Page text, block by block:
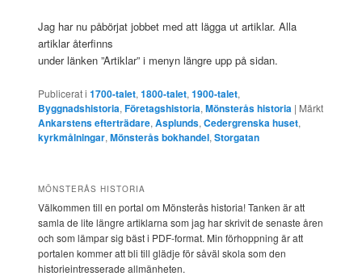
Jag har nu påbörjat jobbet med att lägga ut artiklar. Alla
artiklar återfinns
under länken ”Artiklar” i menyn längre upp på sidan.
Publicerat i 1700-talet, 1800-talet, 1900-talet,
Byggnadshistoria, Företagshistoria, Mönsterås historia | Märkt
Ankarstens efterträdare, Asplunds, Cedergrenska huset,
kyrkmålningar, Mönsterås bokhandel, Storgatan
MÖNSTERÅS HISTORIA
Välkommen till en portal om Mönsterås historia! Tanken är att
samla de lite längre artiklarna som jag har skrivit de senaste åren
och som lämpar sig bäst i PDF-format. Min förhoppning är att
portalen kommer att bli till glädje för såväl skola som den
historieintresserade allmänheten.